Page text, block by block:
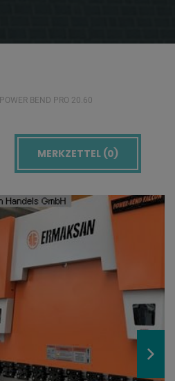
POWER BEND PRO 20.60
MERKZETTEL (0)